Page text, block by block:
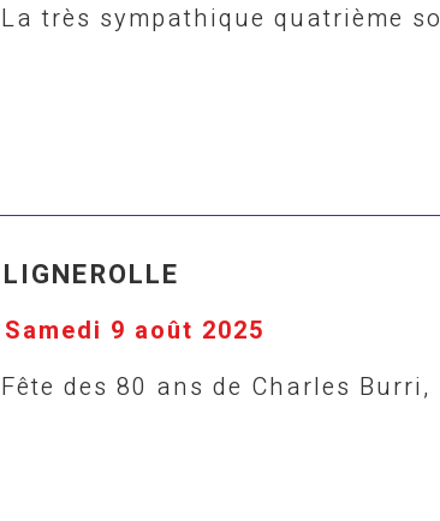
La très sympathique quatrième
LIGNEROLLE
Samedi 9 août 2025
Fête des 80 ans de Charles